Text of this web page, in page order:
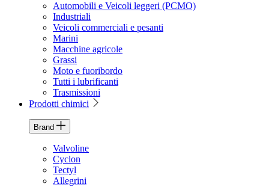
Automobili e Veicoli leggeri (PCMO)
Industriali
Veicoli commerciali e pesanti
Marini
Macchine agricole
Grassi
Moto e fuoribordo
Tutti i lubrificanti
Trasmissioni
Prodotti chimici
Brand
Valvoline
Cyclon
Tectyl
Allegrini